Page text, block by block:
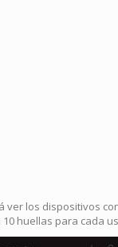
ver los dispositivos
huellas para cada